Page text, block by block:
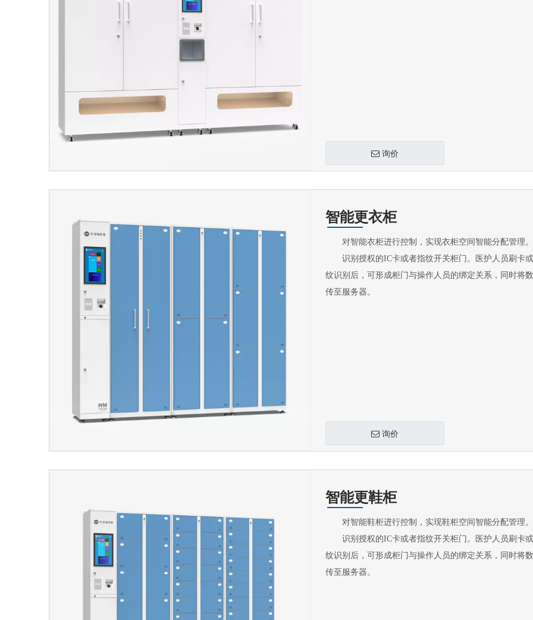
询价
智能更衣柜
对智能衣柜进行控制，实现衣柜空间智能分配管理。
识别授权的IC卡或者指纹开关柜门。医护人员刷卡
纹识别后，可形成柜门与操作人员的绑定关系，同时将
传至服务器。
询价
智能更鞋柜
对智能鞋柜进行控制，实现鞋柜空间智能分配管理。
识别授权的IC卡或者指纹开关柜门。医护人员刷卡
纹识别后，可形成柜门与操作人员的绑定关系，同时将
传至服务器。